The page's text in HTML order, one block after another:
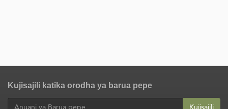
Kujisajili katika orodha ya barua pepe